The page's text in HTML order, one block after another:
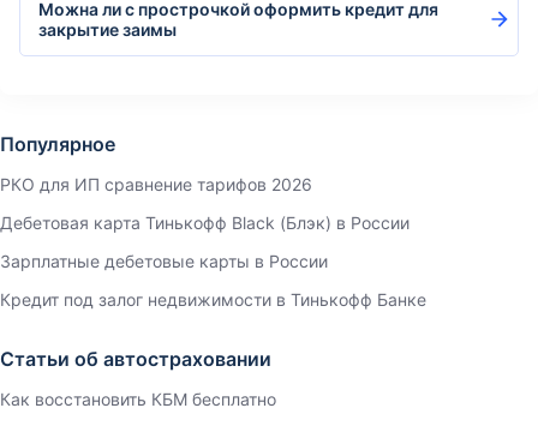
Можна ли с прострочкой оформить кредит для
закрытие заимы
Популярное
РКО для ИП сравнение тарифов 2026
Дебетовая карта Тинькофф Black (Блэк) в России
Зарплатные дебетовые карты в России
Кредит под залог недвижимости в Тинькофф Банке
Статьи об автостраховании
Как восстановить КБМ бесплатно